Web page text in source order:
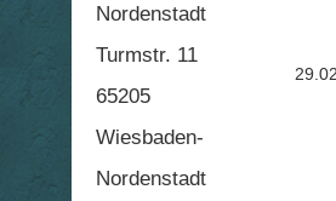
Nordenstadt
Turmstr. 11
65205
Wiesbaden-
Nordenstadt